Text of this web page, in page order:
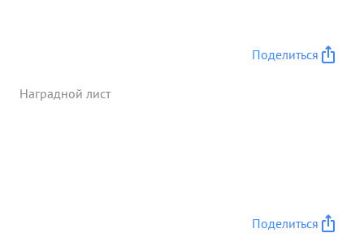
3 танка 2 бронемашины 2 артбатареи 7
минометов, 15 пулеметных точек, 3 автомашины
Ленина Сталина и Социалистической Родине. ...»
Поделиться
Наградной лист
Поделиться